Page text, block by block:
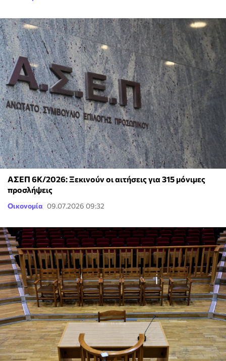
ΑΣΕΠ 6Κ/2026: Ξεκινούν οι αιτήσεις για 315 μόνιμες
προσλήψεις
Οικονομία 09.07.2026 09:32